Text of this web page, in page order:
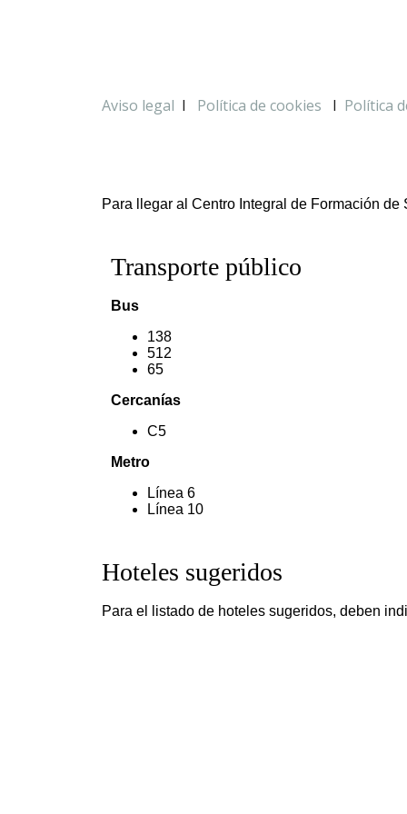
Aviso legal I Política de cookies I Política
Para llegar al Centro Integral de Formación
Transporte público
Bus
138
512
65
Cercanías
C5
Metro
Línea 6
Línea 10
Hoteles sugeridos
Para el listado de hoteles sugeridos, deben